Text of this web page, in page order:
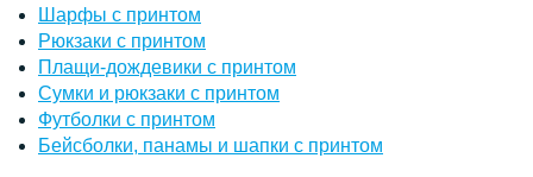
Шарфы с принтом
Рюкзаки с принтом
Плащи-дождевики с принтом
Сумки и рюкзаки с принтом
Футболки с принтом
Бейсболки, панамы и шапки с принтом